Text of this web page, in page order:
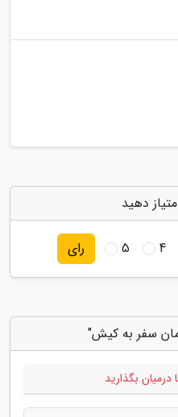
دهید
4
5 رای
سفر به کیش"
درمیان بگذارید